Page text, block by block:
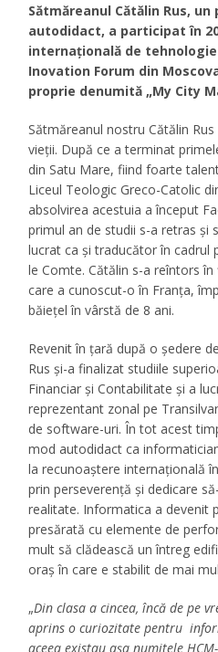
Sătmăreanul Cătălin Rus,
autodidact, a participat în
internaţională de
Inovation Forum din
proprie denumită „My City
Sătmăreanul nostru Cătălin
vieţii. După ce a terminat
din Satu Mare, fiind foarte
Liceul Teologic Greco-Catolic
absolvirea acestuia a început
primul an de studii s-a retras și
lucrat ca şi traducător în cadrul
le Comte. Cătălin s-a reîntors
care a cunoscut-o în Franța,
băiețel în vârstă de 8 ani.
Revenit în țară după o ședere
Rus şi-a finalizat studiile
Financiar şi Contabilitate și a
reprezentant zonal pe
de software-uri. În tot acest
mod autodidact ca
la recunoaştere internaţională
prin perseverență și dedicare
realitate. Informatica a devenit
presărată cu elemente de
mult să clădească un întreg
oraș în care e stabilit de mai
„Din clasa a cincea, încă de pe
aprins o curiozitate pentru
aceea existau aşa numitele